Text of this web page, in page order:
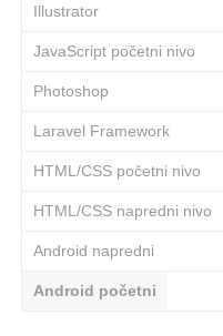
Illustrator
JavaScript početni nivo
Photoshop
Laravel Framework
HTML/CSS početni nivo
HTML/CSS napredni nivo
Android napredni
Android početni